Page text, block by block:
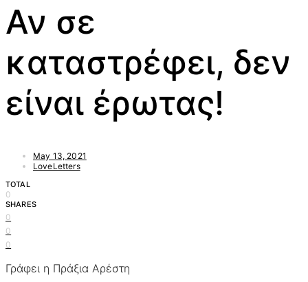
Αν σε
καταστρέφει, δεν
είναι έρωτας!
May 13, 2021
LoveLetters
TOTAL
0
SHARES
0
0
0
Γράφει η Πράξια Αρέστη